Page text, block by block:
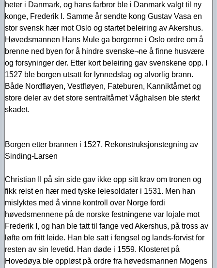
heter i Danmark, og hans farbror ble i Danmark valgt til ny
konge, Frederik I. Samme år sendte kong Gustav Vasa en
stor svensk hær mot Oslo og startet beleiring av Akershus.
Høvedsmannen Hans Mule ga borgerne i Oslo ordre om å
brenne ned byen for å hindre svenske¬ne å finne husvære
og forsyninger der. Etter kort beleiring gav svenskene opp. I
1527 ble borgen utsatt for lynnedslag og alvorlig brann.
Både Nordfløyen, Vestfløyen, Fateburen, Kanniktårnet og
store deler av det store sentraltårnet Våghalsen ble sterkt
skadet.
Borgen etter brannen i 1527. Rekonstruksjonstegning av
Sinding-Larsen
Christian II på sin side gav ikke opp sitt krav om tronen og
fikk reist en hær med tyske leiesoldater i 1531. Men han
mislyktes med å vinne kontroll over Norge fordi
høvedsmennene på de norske festningene var lojale mot
Frederik I, og han ble tatt til fange ved Akershus, på tross av
løfte om fritt leide. Han ble satt i fengsel og lands-forvist for
resten av sin levetid. Han døde i 1559. Klosteret på
Hovedøya ble oppløst på ordre fra høvedsmannen Mogens